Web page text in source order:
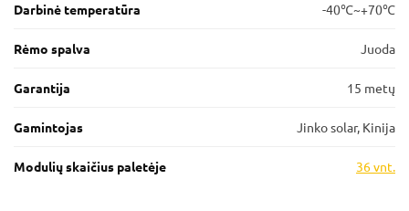
Darbinė temperatūra -40℃~+70℃
Rėmo spalva Juoda
Garantija 15 metų
Gamintojas Jinko solar, Kinija
Modulių skaičius paletėje 36 vnt.